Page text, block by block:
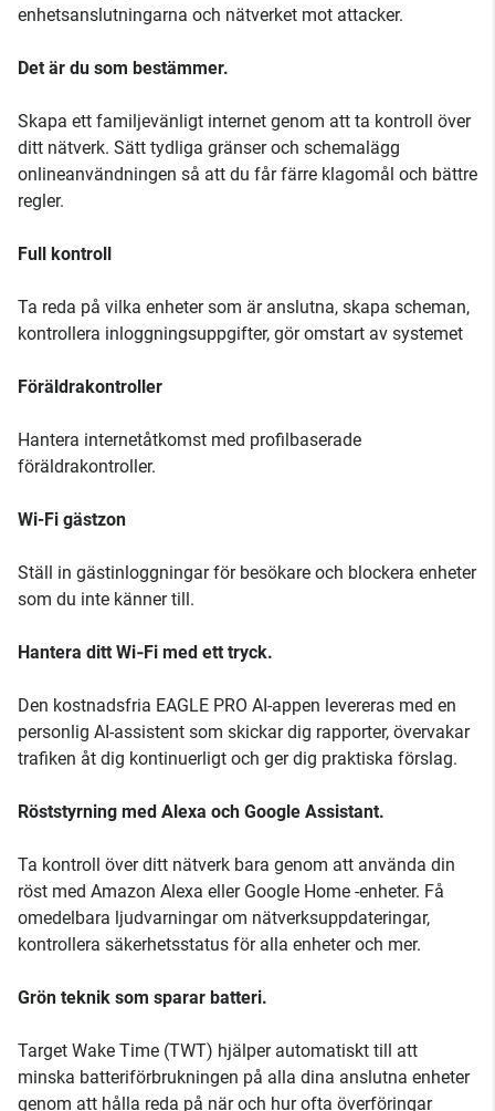
enhetsanslutningarna och nätverket mot attacker.
Det är du som bestämmer.
Skapa ett familjevänligt internet genom att ta kontroll över
ditt nätverk. Sätt tydliga gränser och schemalägg
onlineanvändningen så att du får färre klagomål och bättre
regler.
Full kontroll
Ta reda på vilka enheter som är anslutna, skapa scheman,
kontrollera inloggningsuppgifter, gör omstart av systemet
Föräldrakontroller
Hantera internetåtkomst med profilbaserade
föräldrakontroller.
Wi-Fi gästzon
Ställ in gästinloggningar för besökare och blockera enheter
som du inte känner till.
Hantera ditt Wi‑Fi med ett tryck.
Den kostnadsfria EAGLE PRO AI-appen levereras med en
personlig AI-assistent som skickar dig rapporter, övervakar
trafiken åt dig kontinuerligt och ger dig praktiska förslag.
Röststyrning med Alexa och Google Assistant.
Ta kontroll över ditt nätverk bara genom att använda din
röst med Amazon Alexa eller Google Home -enheter. Få
omedelbara ljudvarningar om nätverksuppdateringar,
kontrollera säkerhetsstatus för alla enheter och mer.
Grön teknik som sparar batteri.
Target Wake Time (TWT) hjälper automatiskt till att
minska batteriförbrukningen på alla dina anslutna enheter
genom att hålla reda på när och hur ofta överföringar